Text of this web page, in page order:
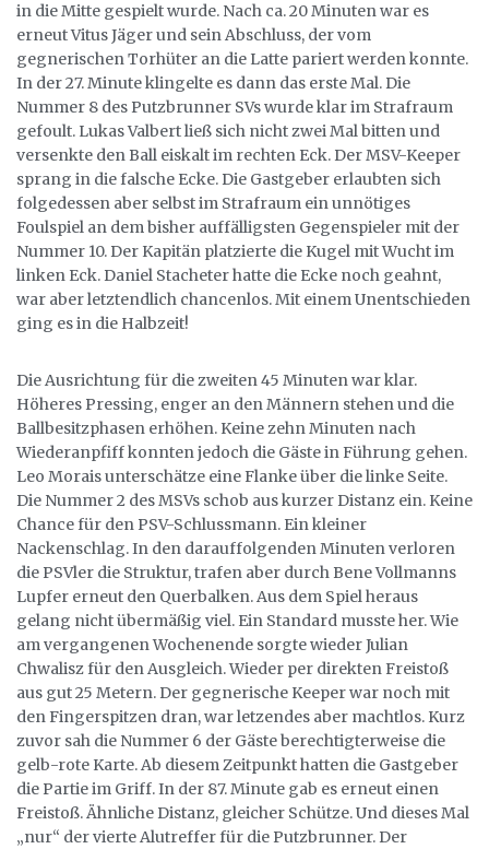
in die Mitte gespielt wurde. Nach ca. 20 Minuten war es
erneut Vitus Jäger und sein Abschluss, der vom
gegnerischen Torhüter an die Latte pariert werden konnte.
In der 27. Minute klingelte es dann das erste Mal. Die
Nummer 8 des Putzbrunner SVs wurde klar im Strafraum
gefoult. Lukas Valbert ließ sich nicht zwei Mal bitten und
versenkte den Ball eiskalt im rechten Eck. Der MSV-Keeper
sprang in die falsche Ecke. Die Gastgeber erlaubten sich
folgedessen aber selbst im Strafraum ein unnötiges
Foulspiel an dem bisher auffälligsten Gegenspieler mit der
Nummer 10. Der Kapitän platzierte die Kugel mit Wucht im
linken Eck. Daniel Stacheter hatte die Ecke noch geahnt,
war aber letztendlich chancenlos. Mit einem Unentschieden
ging es in die Halbzeit!
Die Ausrichtung für die zweiten 45 Minuten war klar.
Höheres Pressing, enger an den Männern stehen und die
Ballbesitzphasen erhöhen. Keine zehn Minuten nach
Wiederanpfiff konnten jedoch die Gäste in Führung gehen.
Leo Morais unterschätze eine Flanke über die linke Seite.
Die Nummer 2 des MSVs schob aus kurzer Distanz ein. Keine
Chance für den PSV-Schlussmann. Ein kleiner
Nackenschlag. In den darauffolgenden Minuten verloren
die PSVler die Struktur, trafen aber durch Bene Vollmanns
Lupfer erneut den Querbalken. Aus dem Spiel heraus
gelang nicht übermäßig viel. Ein Standard musste her. Wie
am vergangenen Wochenende sorgte wieder Julian
Chwalisz für den Ausgleich. Wieder per direkten Freistoß
aus gut 25 Metern. Der gegnerische Keeper war noch mit
den Fingerspitzen dran, war letzendes aber machtlos. Kurz
zuvor sah die Nummer 6 der Gäste berechtigterweise die
gelb-rote Karte. Ab diesem Zeitpunkt hatten die Gastgeber
die Partie im Griff. In der 87. Minute gab es erneut einen
Freistoß. Ähnliche Distanz, gleicher Schütze. Und dieses Mal
„nur“ der vierte Alutreffer für die Putzbrunner. Der